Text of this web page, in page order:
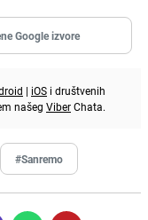
Google izvore
| iOS i društvenih
našeg ViberChata.
#Sanremo